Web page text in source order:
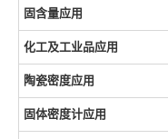
固含量应用
化工及工业品应用
陶瓷密度应用
固体密度计应用